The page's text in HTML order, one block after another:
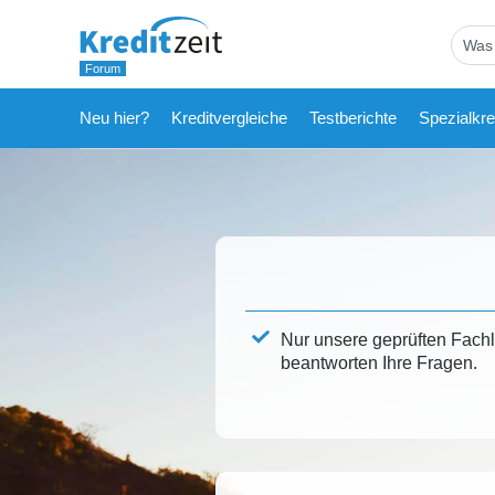
Neu hier? Kreditvergleiche Testberichte
Nur unsere geprüften
beantworten Ihre Fragen.